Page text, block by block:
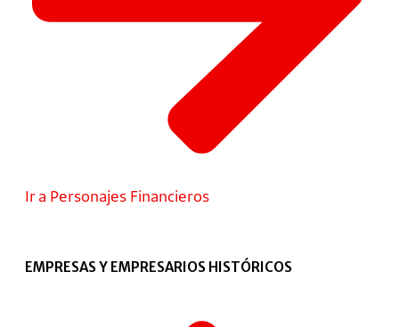
Ir a Personajes Financieros
EMPRESAS Y EMPRESARIOS HISTÓRICOS